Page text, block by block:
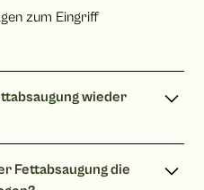
zum Eingriff
wieder
arbeiten gehen. Bei
Fettabsaugung die